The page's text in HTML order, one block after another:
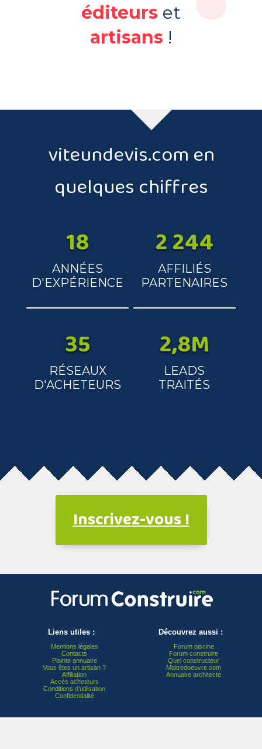
éditeurs et
artisans !
viteundevis.com en
quelques chiffres
18
ANNÉES
D'EXPÉRIENCE
2 244
AFFILIÉS
PARTENAIRES
35
RÉSEAUX
­D'ACHETEURS
2,8M
LEADS
TRAITÉS
Inscrivez-vous !
Liens utiles :
Mentions légales
Contacts
Plainte annuaire
Vous êtes un artisan ?
Affiliation
Accès acheteurs
Conditions d'utilisation
Confidentialité
Découvrez aussi :
Forum piscine
Forum construire
Quel constructeur
Maitredoeuvre.com
Annuaire architecte